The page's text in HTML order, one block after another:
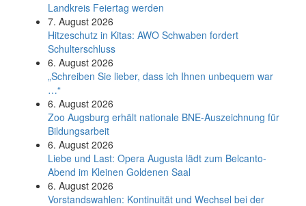
Land­kreis Feier­tag werden
7. August 2026
Hitzeschutz in Kitas: AWO Schwaben fordert
Schulterschluss
6. August 2026
„Schreiben Sie lieber, dass ich Ihnen unbequem war
…“
6. August 2026
Zoo Augsburg erhält nationale BNE-Auszeichnung für
Bildungsarbeit
6. August 2026
Liebe und Last: Opera Augusta lädt zum Belcanto-
Abend im Kleinen Goldenen Saal
6. August 2026
Vorstandswahlen: Kontinuität und Wechsel bei der